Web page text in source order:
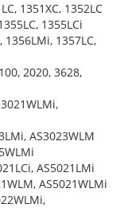
1351XC, 1352LC
1355LCi
1356LMi, 1357LC,
2020, 3628,
AS3023WLM
AS5021LMi
AS5021WLMi